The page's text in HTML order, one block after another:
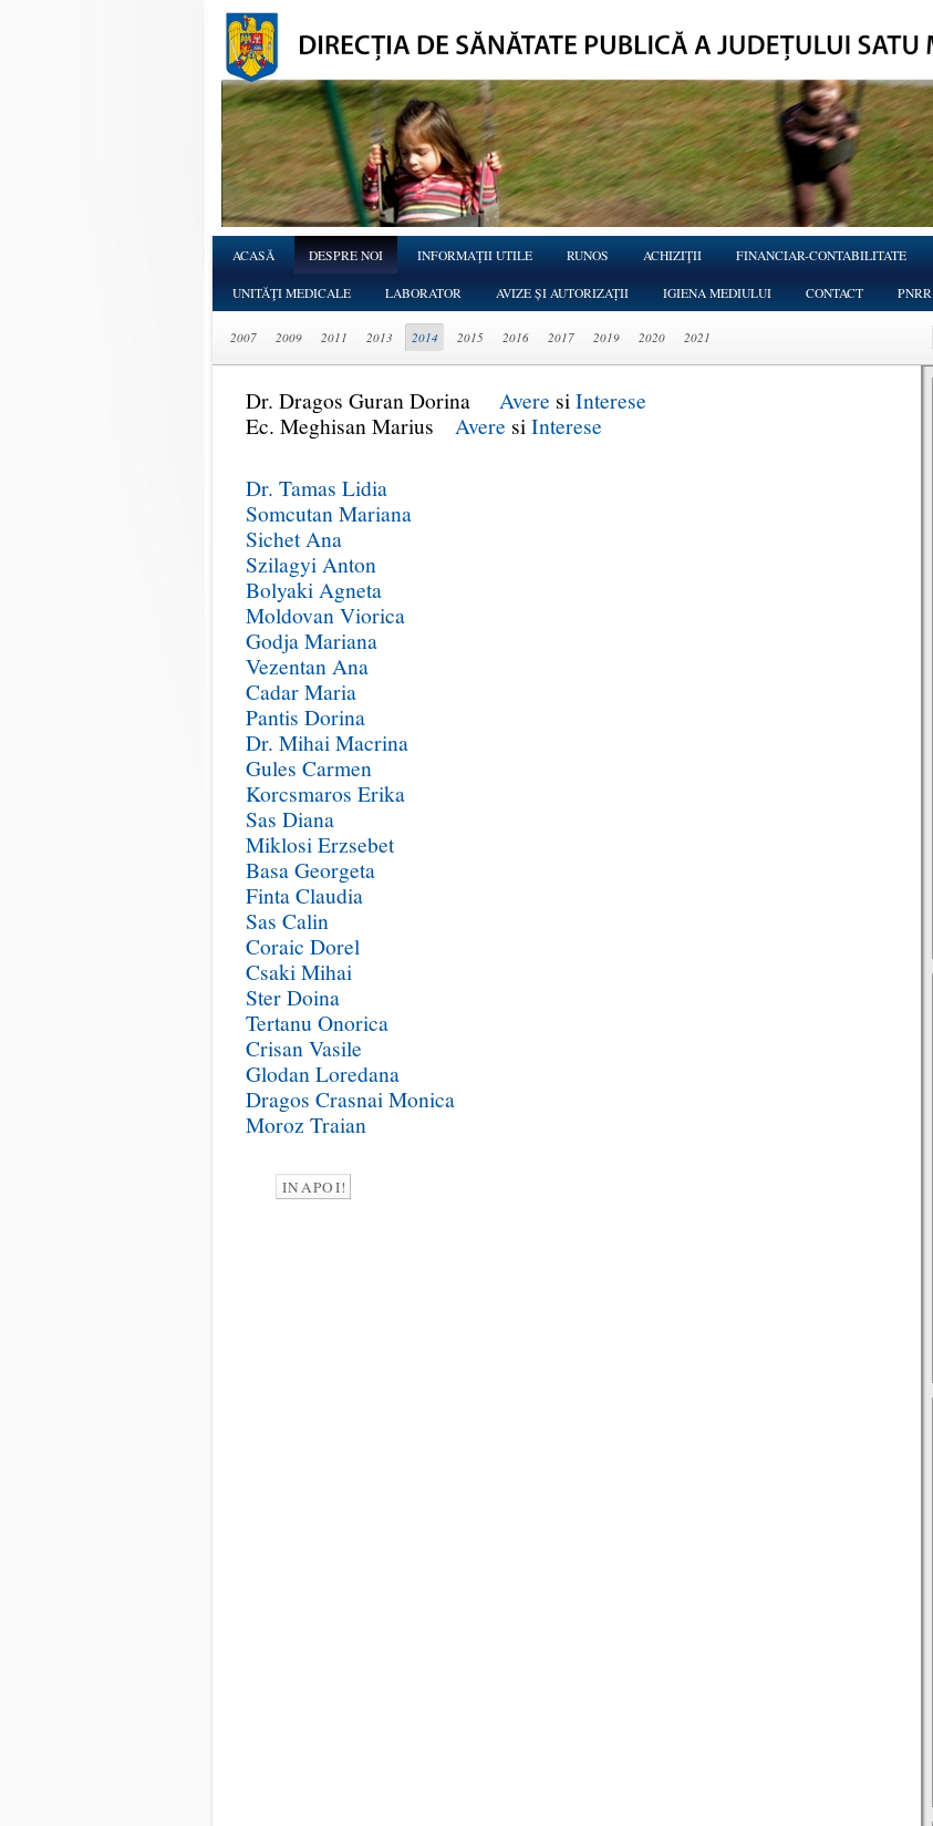
ACASĂ DESPRE NOI INFORMAŢII UTILE RUNOS ACHIZIŢII FINANCIAR-CONTABILITATE
UNITĂŢI MEDICALE LABORATOR AVIZE ȘI AUTORIZAȚII IGIENA MEDIULUI CONTACT PNRR
2007 2009 2011 2013 2014 2015 2016 2017 2019 2020 2021
Dr. Dragos Guran Dorina Avere si Interese
Ec. Meghisan Marius
Avere si Interese
Dr. Tamas Lidia
Somcutan Mariana
Sichet Ana
Szilagyi Anton
Bolyaki Agneta
Moldovan Viorica
Godja Mariana
Vezentan Ana
Cadar Maria
Pantis Dorina
Dr. Mihai Macrina
Gules Carmen
Korcsmaros Erika
Sas Diana
Miklosi Erzsebet
Basa Georgeta
Finta Claudia
Sas Calin
Coraic Dorel
Csaki Mihai
Ster Doina
Tertanu Onorica
Crisan Vasile
Glodan Loredana
Dragos Crasnai Monica
Moroz Traian